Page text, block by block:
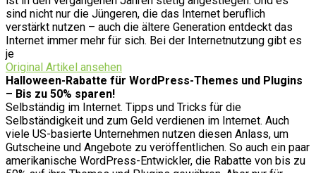
sind nicht nur die Jüngeren, die das Internet beruflich
verstärkt nutzen – auch die ältere Generation entdeckt das
Internet immer mehr für sich. Bei der Internetnutzung gibt es
je
Original Artikel ansehen
Halloween-Rabatte für WordPress-Themes und Plugins
– Bis zu 50% sparen!
Selbständig im Internet. Tipps und Tricks für die
Selbständigkeit und zum Geld verdienen im Internet. Auch
viele US-basierte Unternehmen nutzen diesen Anlass, um
Gutscheine und Angebote zu veröffentlichen. So auch ein paar
amerikanische WordPress-Entwickler, die Rabatte von bis zu